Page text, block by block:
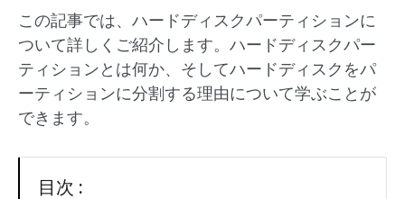
この記事では、ハードディスクパーティションに
ついて詳しくご紹介します。ハードディスクパー
ティションとは何か、そしてハードディスクをパ
ーティションに分割する理由について学ぶことが
できます。
目次 :